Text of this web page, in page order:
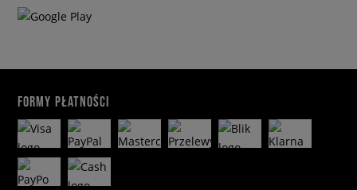
FORMY PŁATNOŚCI